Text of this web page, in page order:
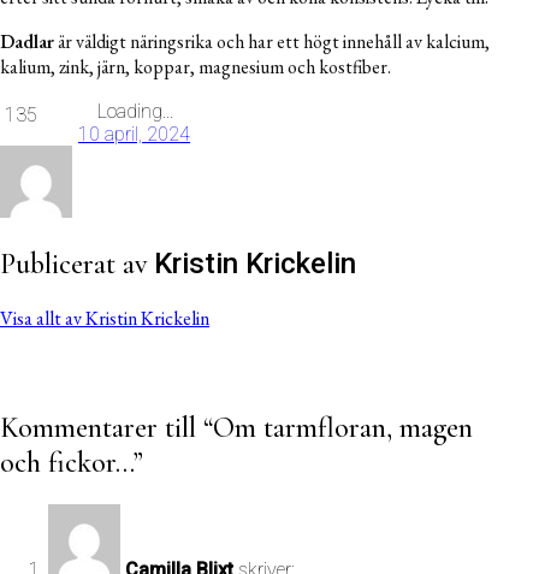
Dadlarär väldigt näringsrika och har ett högt innehåll av kalcium,
kalium, zink, järn, koppar, magnesium och kostfiber.
135
Loading...
10 april, 2024
Publicerat av Kristin Krickelin
Visa allt av Kristin Krickelin
Kommentarer till “Om tarmfloran, magen
och fickor…”